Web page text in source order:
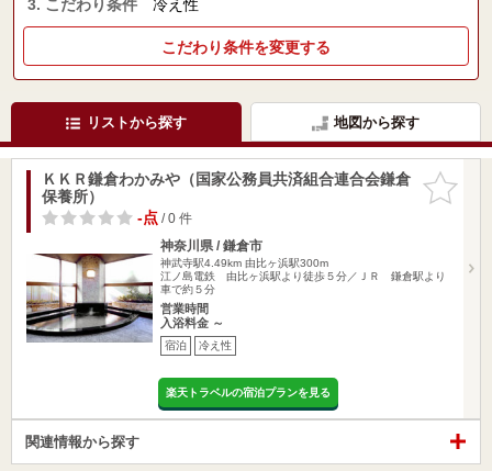
3. こだわり条件 冷え性
こだわり条件を変更する
リストから探す 地図から探す
お気に入
りに追加
ＫＫＲ鎌倉わかみや（国家公務員共済組合連合会鎌倉
保養所）
-点/ 0 件
神奈川県 / 鎌倉市
神武寺駅4.49km 由比ヶ浜駅300m
江ノ島電鉄 由比ヶ浜駅より徒歩５分／ＪＲ 鎌倉駅より
車で約５分
営業時間
入浴料金 ～
宿泊 冷え性
楽天トラベルの宿泊プランを見る
関連情報から探す